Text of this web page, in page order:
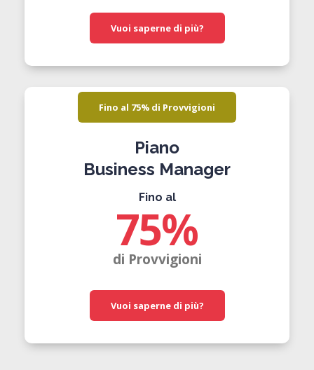
Vuoi saperne di più?
Fino al 75% di Provvigioni
Piano
Business Manager
Fino al
di Provvigioni
75%
Vuoi saperne di più?